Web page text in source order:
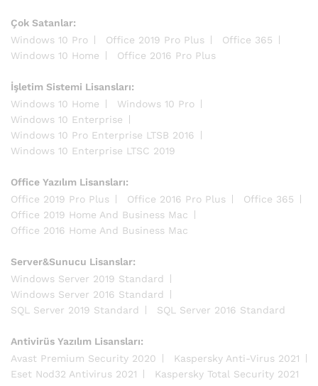
Çok Satanlar:
Windows 10 Pro
Office 2019 Pro Plus
Office 365
Windows 10 Home
Office 2016 Pro Plus
İşletim Sistemi Lisansları:
Windows 10 Home
Windows 10 Pro
Windows 10 Enterprise
Windows 10 Pro Enterprise LTSB 2016
Windows 10 Enterprise LTSC 2019
Office Yazılım Lisansları:
Office 2019 Pro Plus
Office 2016 Pro Plus
Office 365
Office 2019 Home And Business Mac
Office 2016 Home And Business Mac
Server&Sunucu Lisanslar:
Windows Server 2019 Standard
Windows Server 2016 Standard
SQL Server 2019 Standard
SQL Server 2016 Standard
Antivirüs Yazılım Lisansları:
Avast Premium Security 2020
Kaspersky Anti-Virus 2021
Eset Nod32 Antivirus 2021
Kaspersky Total Security 2021